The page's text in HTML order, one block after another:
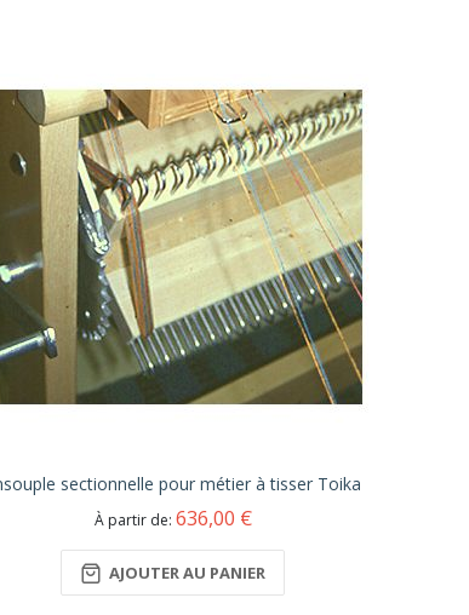
sectionnelle pour métier à tisser Toika
À partir de 636,00 €
AJOUTER AU PANIER